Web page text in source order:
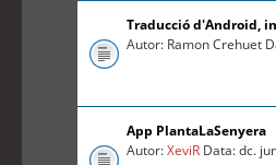
Traducció d'Android,
Autor: Ramon Crehuet
App PlantaLaSenyera
Autor:XeviR Data: dc.